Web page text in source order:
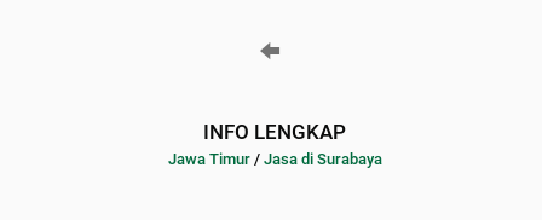
INFO LENGKAP
Jawa Timur/ Jasa di Surabaya